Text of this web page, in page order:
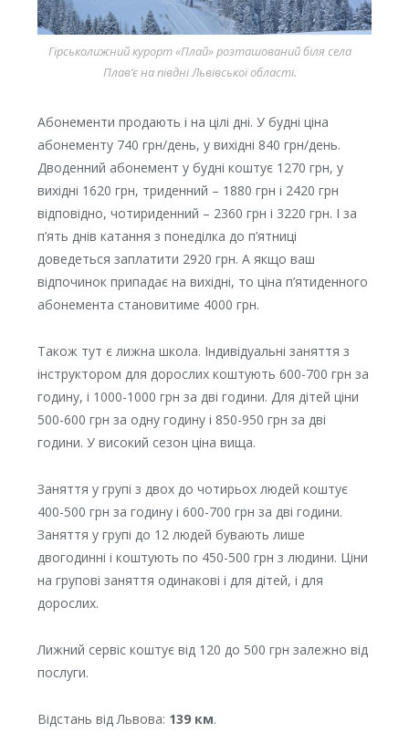
Гірськолижний курорт «Плай» розташований біля села
Плав’є на півдні Львівської області.
Абонементи продають і на цілі дні. У будні ціна
абонементу 740 грн/день, у вихідні 840 грн/день.
Дводенний абонемент у будні коштує 1270 грн, у
вихідні 1620 грн, триденний – 1880 грн і 2420 грн
відповідно, чотириденний – 2360 грн і 3220 грн. І за
п’ять днів катання з понеділка до п’ятниці
доведеться заплатити 2920 грн. А якщо ваш
відпочинок припадає на вихідні, то ціна п’ятиденного
абонемента становитиме 4000 грн.
Також тут є лижна школа. Індивідуальні заняття з
інструктором для дорослих коштують 600-700 грн за
годину, і 1000-1000 грн за дві години. Для дітей ціни
500-600 грн за одну годину і 850-950 грн за дві
години. У високий сезон ціна вища.
Заняття у групі з двох до чотирьох людей коштує
400-500 грн за годину і 600-700 грн за дві години.
Заняття у групі до 12 людей бувають лише
двогодинні і коштують по 450-500 грн з людини. Ціни
на групові заняття одинакові і для дітей, і для
дорослих.
Лижний сервіс коштує від 120 до 500 грн залежно від
послуги.
Відстань від Львова: 139 км.